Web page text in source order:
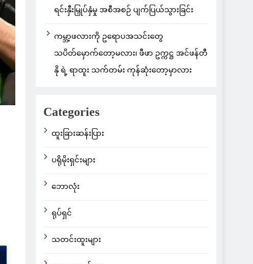
ရင်းနှီးမြှုပ်နှံမှု အစီအစဉ် ပျက်ပြယ်သွားခြင်း
ကမ္ဘာ့ဖလားကို ဥရောပအသင်းတွေ
သပိတ်မှောက်တော့မလား၊ ဖီဖာ ဥက္ကဋ္ဌ အင်ဖန်တီ
နို ရဲ့ ရာထူး သက်တမ်း ကုန်ဆုံးတော့မှာလား
Categories
ထူးခြားဆန်းပြား
ပရိုမိုးရှင်းများ
ဘောလုံး
ရုပ်ရှင်
သတင်းထူးများ